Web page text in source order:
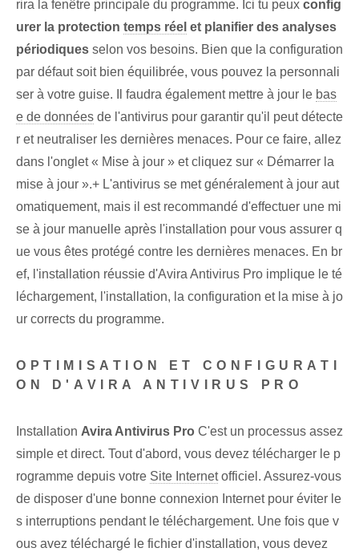
rira la fenêtre principale du programme. Ici tu peux config
urer la protection temps réel et planifier des analyses
périodiques selon vos besoins. Bien que la configuration
par défaut soit bien équilibrée, vous pouvez la personnali
ser à votre guise. Il faudra également mettre à jour le bas
e de données de l'antivirus pour garantir qu'il peut détecte
r et neutraliser les dernières menaces. Pour ce faire, allez
dans l'onglet « Mise à jour » et cliquez sur « Démarrer la
mise à jour ».+ L'antivirus se met généralement à jour aut
omatiquement, mais il est recommandé d'effectuer une mi
se à jour manuelle après l'installation pour vous assurer q
ue vous êtes protégé contre les dernières menaces. En br
ef, l'installation réussie d'Avira Antivirus Pro implique le té
léchargement, l'installation, la configuration et la mise à jo
ur corrects du programme.
OPTIMISATION ET CONFIGURATI
ON D'AVIRA ANTIVIRUS PRO
Installation Avira Antivirus Pro C'est un processus assez
simple et direct. Tout d'abord, vous devez télécharger le p
rogramme depuis votre Site Internetofficiel. Assurez-vous
de disposer d'une bonne connexion Internet pour éviter le
s interruptions pendant le téléchargement. Une fois que v
ous avez téléchargé le fichier d'installation, vous devez